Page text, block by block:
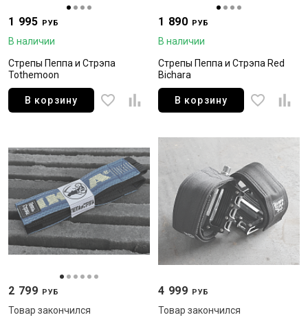
1 995 РУБ
В наличии
Стрепы Пеппа и Стрэпа
Tothemoon
В корзину
1 890 РУБ
В наличии
Стрепы Пеппа и Стрэпа Red
Bichara
В корзину
2 799 РУБ
Товар закончился
4 999 РУБ
Товар закончился